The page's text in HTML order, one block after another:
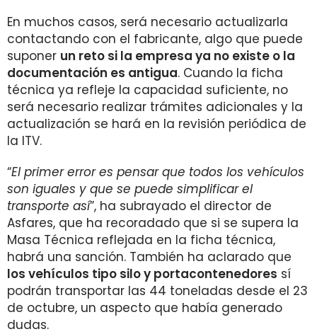
En muchos casos, será necesario actualizarla
contactando con el fabricante, algo que puede
suponer un reto si la empresa ya no existe o la
documentación es antigua. Cuando la ficha
técnica ya refleje la capacidad suficiente, no
será necesario realizar trámites adicionales y la
actualización se hará en la revisión periódica de
la ITV.
“El primer error es pensar que todos los vehículos
son iguales y que se puede simplificar el
transporte así”, ha subrayado el director de
Asfares, que ha recoradado que si se supera la
Masa Técnica reflejada en la ficha técnica,
habrá una sanción. También ha aclarado que
los vehículos tipo silo y portacontenedores sí
podrán transportar las 44 toneladas desde el 23
de octubre, un aspecto que había generado
dudas.